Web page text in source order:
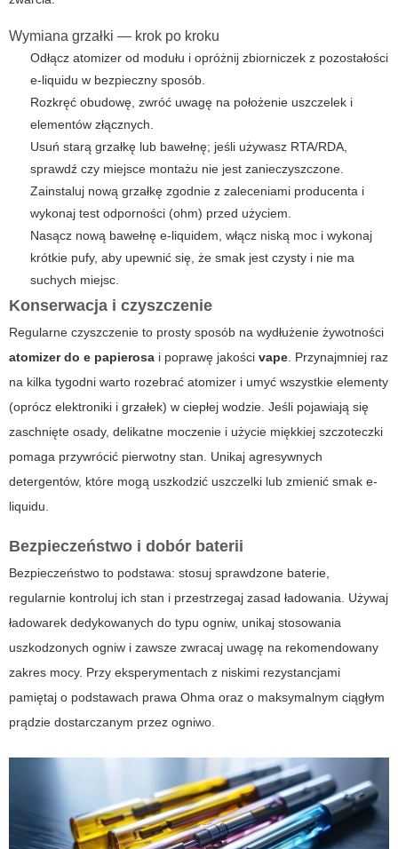
Wymiana grzałki — krok po kroku
Odłącz atomizer od modułu i opróżnij zbiorniczek z pozostałości
e-liquidu w bezpieczny sposób.
Rozkręć obudowę, zwróć uwagę na położenie uszczelek i
elementów złącznych.
Usuń starą grzałkę lub bawełnę; jeśli używasz RTA/RDA,
sprawdź czy miejsce montażu nie jest zanieczyszczone.
Zainstaluj nową grzałkę zgodnie z zaleceniami producenta i
wykonaj test odporności (ohm) przed użyciem.
Nasącz nową bawełnę e-liquidem, włącz niską moc i wykonaj
krótkie pufy, aby upewnić się, że smak jest czysty i nie ma
suchych miejsc.
Konserwacja i czyszczenie
Regularne czyszczenie to prosty sposób na wydłużenie żywotności
atomizer do e papierosa i poprawę jakości vape. Przynajmniej raz
na kilka tygodni warto rozebrać atomizer i umyć wszystkie elementy
(oprócz elektroniki i grzałek) w ciepłej wodzie. Jeśli pojawiają się
zaschnięte osady, delikatne moczenie i użycie miękkiej szczoteczki
pomaga przywrócić pierwotny stan. Unikaj agresywnych
detergentów, które mogą uszkodzić uszczelki lub zmienić smak e-
liquidu.
Bezpieczeństwo i dobór baterii
Bezpieczeństwo to podstawa: stosuj sprawdzone baterie,
regularnie kontroluj ich stan i przestrzegaj zasad ładowania. Używaj
ładowarek dedykowanych do typu ogniw, unikaj stosowania
uszkodzonych ogniw i zawsze zwracaj uwagę na rekomendowany
zakres mocy. Przy eksperymentach z niskimi rezystancjami
pamiętaj o podstawach prawa Ohma oraz o maksymalnym ciągłym
prądzie dostarczanym przez ogniwo.